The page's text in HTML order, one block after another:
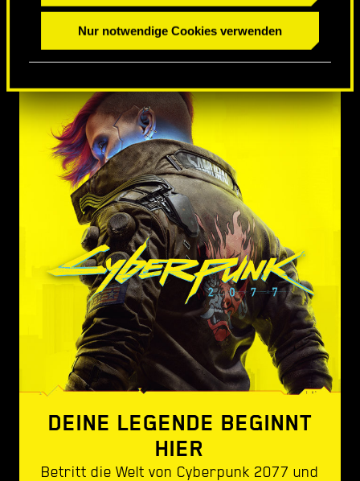
Nur notwendige Cookies verwenden
DEINE LEGENDE BEGINNT
HIER
Betritt die Welt von Cyberpunk 2077 und